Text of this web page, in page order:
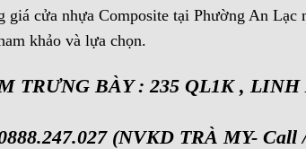
giá cửa nhựa Composite tại Phường An
khảo và lựa chọn.
TRƯNG BÀY : 235 QL1K ,
(NVKD TRÀ MY- Call